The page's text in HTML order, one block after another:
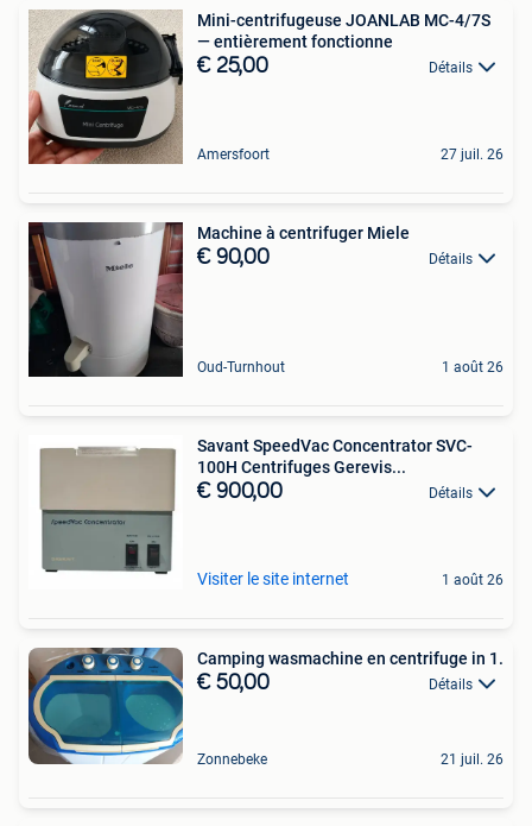
Mini-centrifugeuse JOANLAB MC-4/7S
— entièrement fonctionne
€ 25,00 Détails
Amersfoort 27 juil. 26
Machine à centrifuger Miele
€ 90,00 Détails
Oud-Turnhout 1 août 26
Savant SpeedVac Concentrator SVC-
100H Centrifuges Gerevis...
€ 900,00 Détails
Visiter le site internet 1 août 26
Camping wasmachine en centrifuge in 1.
€ 50,00 Détails
Zonnebeke 21 juil. 26